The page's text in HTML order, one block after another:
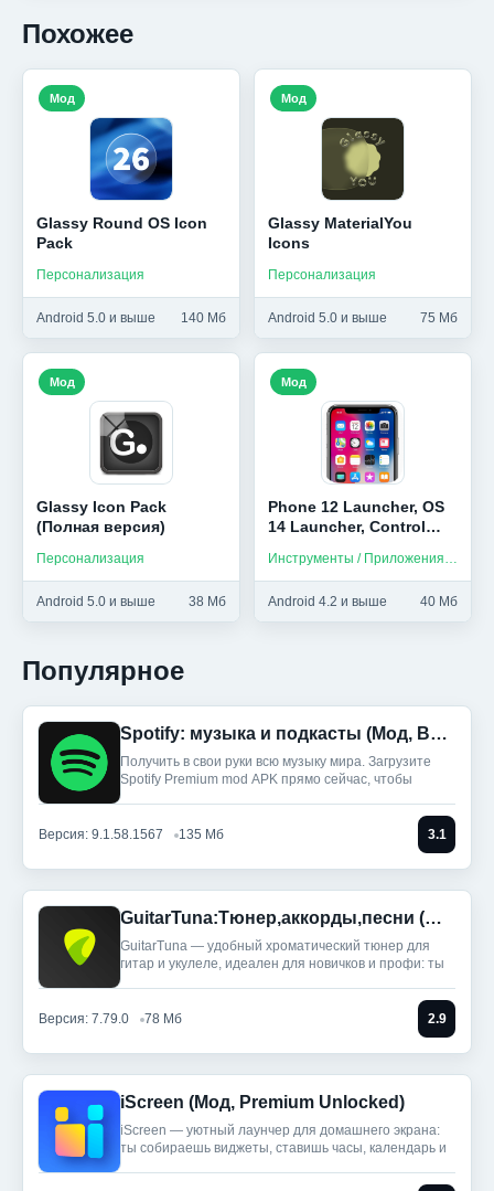
Похожее
Glassy Round OS Icon
Pack
Персонализация
Android 5.0 и выше 140 Мб
Мод
Glassy MaterialYou
Icons
Персонализация
Android 5.0 и выше 75 Мб
Мод
Glassy Icon Pack
(Полная версия)
Персонализация
Android 5.0 и выше 38 Мб
Мод
Phone 12 Launcher, OS
14 Launcher, Control
Инструменты / Приложения на русском
Android 4.2 и выше 40 Мб
Мод
Популярное
Spotify: музыка и подкасты (Мод, Всё разблокировано)
Получить в свои руки всю музыку мира. Загрузите
Spotify Premium mod APK прямо сейчас, чтобы
Версия: 9.1.58.1567 135 Мб 3.1
GuitarTuna:Тюнер,аккорды,песни (Мод, Premium Unlocked)
GuitarTuna — удобный хроматический тюнер для
гитар и укулеле, идеален для новичков и профи: ты
Версия: 7.79.0 78 Мб 2.9
iScreen (Мод, Premium Unlocked)
iScreen — уютный лаунчер для домашнего экрана:
ты собираешь виджеты, ставишь часы, календарь и